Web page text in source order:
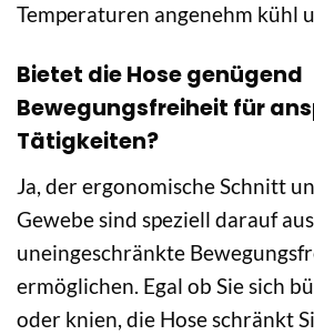
Temperaturen angenehm kühl
Bietet die Hose genügend
Bewegungsfreiheit für
Tätigkeiten?
Ja, der ergonomische Schnitt
Gewebe sind speziell darauf
uneingeschränkte
ermöglichen. Egal ob Sie sich
oder knien, die Hose schränkt